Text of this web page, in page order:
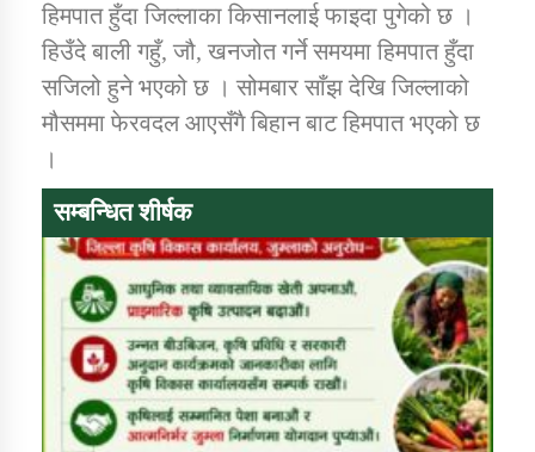
तातोपानी गाउँपालिका जुम्लाको सूचना
हिमपात हुँदा जिल्लाका किसानलाई फाइदा पुगेको छ ।
हिउँदे बाली गहुँ, जौ, खनजोत गर्ने समयमा हिमपात हुँदा
सजिलो हुने भएको छ । सोमबार साँझ देखि जिल्लाको
मौसममा फेरवदल आएसँगै बिहान बाट हिमपात भएको छ
।
सम्बन्धित शीर्षक